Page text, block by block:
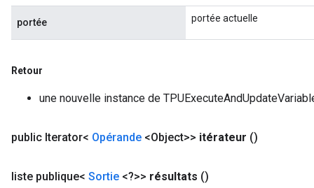
portée portée actuelle
Retour
une nouvelle instance de
public Iterator< Opérande <Object>> itérateur ()
liste publique< Sortie <?>> résultats ()